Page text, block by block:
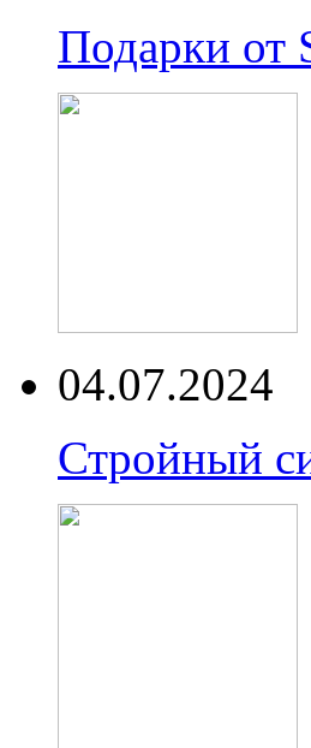
Подарки от
04.07.2024
Стройный